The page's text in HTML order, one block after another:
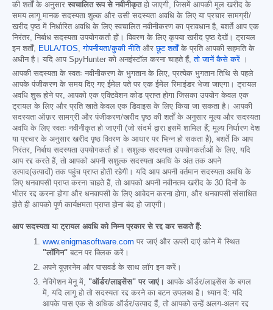
की शर्तों के अनुसार स्वचालित रूप से नवीनीकृतहो जाएगी, जिसमें आपकी मूल खरीद के
समय लागू मानक सदस्यता शुल्क और उसी सदस्यता अवधि के लिए या प्रचार सामग्री/
खरीद पृष्ठ में निर्धारित अवधि के लिए स्वचालित नवीनीकरण का प्रावधान है, बशर्ते आप एक
निरंतर, निर्बाध सदस्यता उपयोगकर्ता हों। विवरण के लिए कृपया खरीद पृष्ठ देखें। ट्रायल
इन शर्तों, EULA/TOS,गोपनीयता/कुकी नीतिऔरछूट शर्तोंके प्रति आपकी सहमति के
अधीन है। यदि आप SpyHunter को अनइंस्टॉल करना चाहते हैं,तो जानें कैसे करें ।
आपकी सदस्यता के स्वतः नवीनीकरण के भुगतान के लिए, प्रत्येक भुगतान तिथि से पहले
आपके पंजीकरण के समय दिए गए ईमेल पते पर एक ईमेल रिमाइंडर भेजा जाएगा। ट्रायल
अवधि शुरू होने पर, आपको एक एक्टिवेशन कोड प्राप्त होगा जिसका उपयोग केवल एक
ट्रायल के लिए और प्रति खाते केवल एक डिवाइस के लिए किया जा सकता है। आपकी
सदस्यता ऑफ़र सामग्री और पंजीकरण/खरीद पृष्ठ की शर्तों के अनुसार मूल्य और सदस्यता
अवधि के लिए स्वतः नवीनीकृत हो जाएगी (जो संदर्भ द्वारा इसमें शामिल हैं; मूल्य निर्धारण देश
या प्रचार के अनुसार खरीद पृष्ठ विवरण के आधार पर भिन्न हो सकता है), बशर्ते कि आप
निरंतर, निर्बाध सदस्यता उपयोगकर्ता हों। सशुल्क सदस्यता उपयोगकर्ताओं के लिए, यदि
आप रद्द करते हैं, तो आपको अपनी सशुल्क सदस्यता अवधि के अंत तक अपने
उत्पाद(उत्पादों) तक पहुंच प्राप्त होती रहेगी। यदि आप अपनी वर्तमान सदस्यता अवधि के
लिए धनवापसी प्राप्त करना चाहते हैं, तो आपको अपनी नवीनतम खरीद के 30 दिनों के
भीतर रद्द करना होगा और धनवापसी के लिए आवेदन करना होगा, और धनवापसी संसाधित
होते ही आपको पूर्ण कार्यक्षमता प्राप्त होना बंद हो जाएगी।
आप सदस्यता या ट्रायल अवधि को निम्न प्रकार से रद्द कर सकते हैं:
www.enigmasoftware.com पर जाएं और ऊपरी दाएं कोने में स्थित
"लॉगिन" बटन पर क्लिक करें।
अपने यूज़रनेम और पासवर्ड के साथ लॉग इन करें।
नेविगेशन मेनू में, "ऑर्डर/लाइसेंस" पर जाएं। आपके ऑर्डर/लाइसेंस के बगल
में, यदि लागू हो तो सदस्यता रद्द करने का बटन उपलब्ध है। ध्यान दें: यदि
आपके पास एक से अधिक ऑर्डर/उत्पाद हैं, तो आपको उन्हें अलग-अलग रद्द